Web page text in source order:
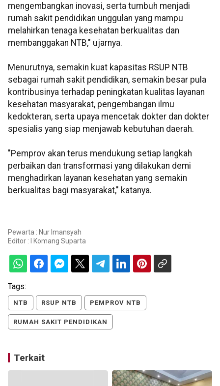
mengembangkan inovasi, serta tumbuh menjadi
rumah sakit pendidikan unggulan yang mampu
melahirkan tenaga kesehatan berkualitas dan
membanggakan NTB," ujarnya.
Menurutnya, semakin kuat kapasitas RSUP NTB
sebagai rumah sakit pendidikan, semakin besar pula
kontribusinya terhadap peningkatan kualitas layanan
kesehatan masyarakat, pengembangan ilmu
kedokteran, serta upaya mencetak dokter dan dokter
spesialis yang siap menjawab kebutuhan daerah.
"Pemprov akan terus mendukung setiap langkah
perbaikan dan transformasi yang dilakukan demi
menghadirkan layanan kesehatan yang semakin
berkualitas bagi masyarakat," katanya.
Pewarta : Nur Imansyah
Editor :
I Komang Suparta
Tags:
NTB RSUP NTB PEMPROV NTB
RUMAH SAKIT PENDIDIKAN
Terkait